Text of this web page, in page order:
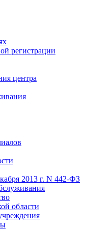
регистрации
центра
2013 г. N 442-ФЗ
области